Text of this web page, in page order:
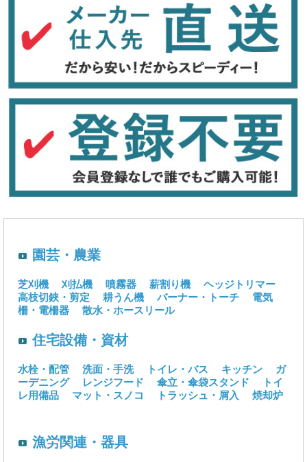
園芸・農業
芝刈機 刈払機 噴霧器 薪割り機
ヘッジトリマー
高枝切鋏・剪定
耕うん機 バーナー・トーチ
電気
柵・電柵器
散水・ホースリール
住宅設備・資材
水栓・配管 洗面・手洗 トイレ・バス キッチン
ガ
ーデニング
レンジフード 傘立・傘袋スタンド
トイ
レ用備品
マット・スノコ トラッシュ・屑入 焼却炉
漁労関連・器具